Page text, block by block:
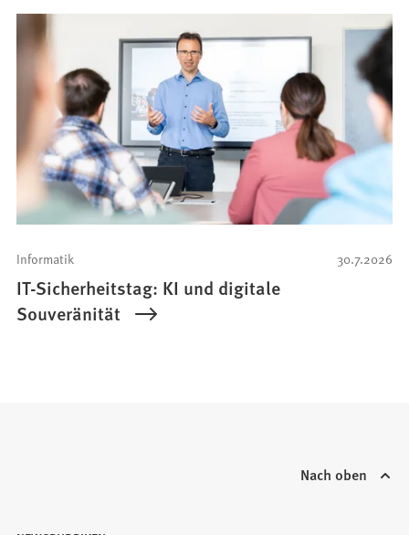
30.7.2026
Informatik
IT-Sicherheitstag: KI und digitale
Souveränität
Nach oben